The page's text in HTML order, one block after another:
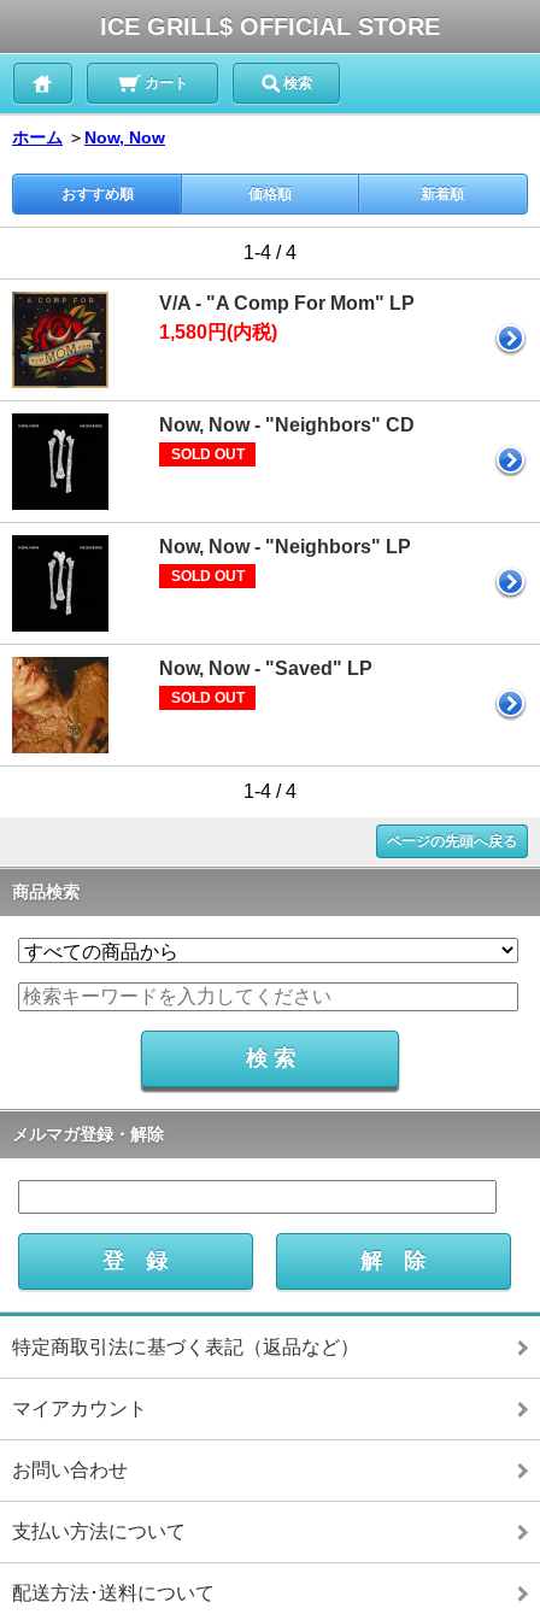
ICE GRILL$ OFFICIAL STORE
カート 検索
ホーム ＞ Now, Now
おすすめ順 価格順 新着順
1-4 / 4
V/A - "A Comp For Mom" LP
1,580円(内税)
Now, Now - "Neighbors" CD
SOLD OUT
Now, Now - "Neighbors" LP
SOLD OUT
Now, Now - "Saved" LP
SOLD OUT
1-4 / 4
ページの先頭へ戻る
商品検索
メルマガ登録・解除
特定商取引法に基づく表記（返品など）
マイアカウント
お問い合わせ
支払い方法について
配送方法･送料について